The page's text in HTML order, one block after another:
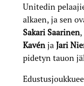
Unitedin
alkaen, ja sen
Sakari Saarinen,
Kavénja Jari
pidetyn tauon